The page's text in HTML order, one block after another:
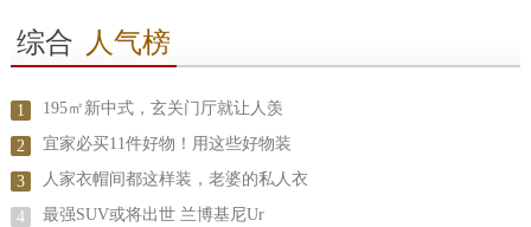
综合 人气榜
1 195㎡新中式，玄关门厅就让人羡
2 宜家必买11件好物！用这些好物装
3 人家衣帽间都这样装，老婆的私人衣
4 最强SUV或将出世 兰博基尼Ur